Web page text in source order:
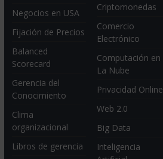
Negocios en USA
Fijación de Precios
Balanced
Scorecard
Gerencia del
Conocimiento
Clima
organizacional
Libros de gerencia
Criptomonedas
Comercio
Electrónico
Computación en
La Nube
Privacidad Online
Web 2.0
Big Data
Inteligencia